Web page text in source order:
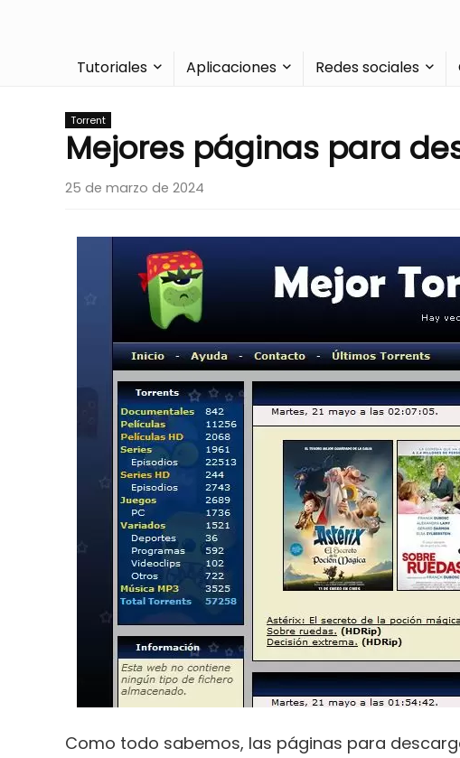
Tutoriales Aplicaciones Redes sociales
Torrent
Mejores páginas para
25 de marzo de 2024
Como todo sabemos, las páginas para